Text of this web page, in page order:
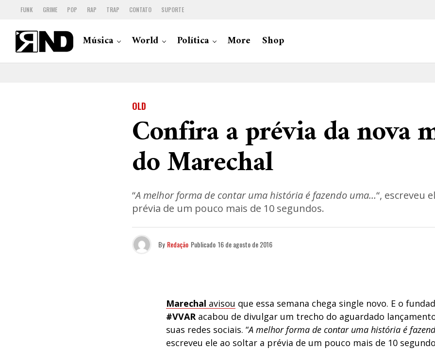
FUNK GRIME POP RAP TRAP CONTATO SUPORTE
Música World Política More Shop
OLD
Confira a prévia da nova
do Marechal
“A melhor forma de contar uma história é fazendo uma…“, escreveu
prévia de um pouco mais de 10 segundos.
By Redação Publicado 16 de agosto de 2016
Marechal avisou que essa semana chega single novo. E o
#VVARacabou de divulgar um trecho do aguardado
suas redes sociais. “A melhor forma de contar uma história é
escreveu ele ao soltar a prévia de um pouco mais de 10